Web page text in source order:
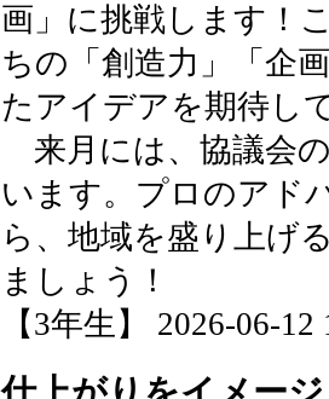
画」に挑戦します！
ちの「創造力」「企
たアイデアを期待し
来月には、協議会
います。プロのアド
ら、地域を盛り上げ
ましょう！
【3年生】 2026-06-12